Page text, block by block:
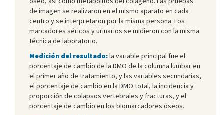
de imagen se realizaron en el mismo aparato en cada
centro y se interpretaron por la misma persona. Los
marcadores séricos y urinarios se midieron con la misma
técnica de laboratorio.
Medición del resultado:la variable principal fue el
porcentaje de cambio de la DMO de la columna lumbar en
el primer año de tratamiento, y las variables secundarias,
el porcentaje de cambio en la DMO total, la incidencia y
proporción de colapsos vertebrales y fracturas, y el
porcentaje de cambio en los biomarcadores óseos.